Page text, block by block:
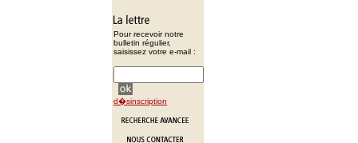
Pour recevoir notre
bulletin régulier,
saisissez votre e-mail :
d�sinscription